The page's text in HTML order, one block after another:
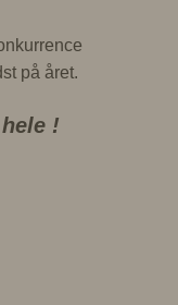
på året.
!